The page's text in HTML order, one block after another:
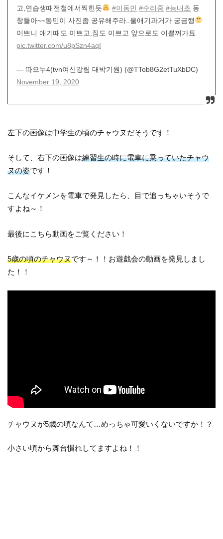
고,연습생때전철에서찍힌듯 #이동민 #수리중 #능내초 동
창들아~~동민이 사진좀 공유해주라..울애기과거가 궁금행
이쁘니 애기때도 이쁘고,짐도 이쁘고 앞으로도 이쁠꺼가툐
pic.twitter.com/u8pSzn4aqI
— 따으누4(tvn여신강림 대박기원) (@TTob8G2etTuXbDC)
November 19, 2020
左下の画像は中学生の頃のチャウヌだそうです！
そして、右下の画像は練習生の時に電車に乗っていたチャウ
ヌの姿です！
こんなイケメンを電車で発見したら、目で追っちゃいそうで
すよね～！
最後にこちら動画をご覧ください！
5歳の頃のチャウヌです～！！お遊戯会の動画を発見しまし
た！！
チャウヌが5歳の頃なんて…めっちゃ可愛いくないですか！？
小さい頃から舞台慣れしてますよね！！